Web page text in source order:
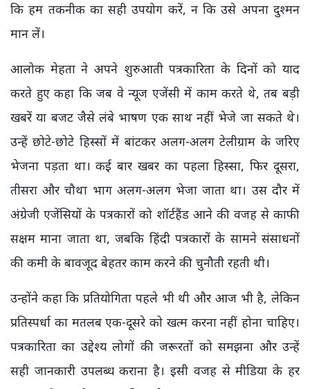
कि हम तकनीक का सही उपयोग करें, न कि उसे अपना दुश्मन
मान लें।
आलोक मेहता ने अपने शुरुआती पत्रकारिता के दिनों को याद
करते हुए कहा कि जब वे न्यूज एजेंसी में काम करते थे, तब बड़ी
खबरें या बजट जैसे लंबे भाषण एक साथ नहीं भेजे जा सकते थे।
उन्हें छोटे-छोटे हिस्सों में बांटकर अलग-अलग टेलीग्राम के जरिए
भेजना पड़ता था। कई बार खबर का पहला हिस्सा, फिर दूसरा,
तीसरा और चौथा भाग अलग-अलग भेजा जाता था। उस दौर में
अंग्रेजी एजेंसियों के पत्रकारों को शॉर्टहैंड आने की वजह से काफी
सक्षम माना जाता था, जबकि हिंदी पत्रकारों के सामने संसाधनों
की कमी के बावजूद बेहतर काम करने की चुनौती रहती थी।
उन्होंने कहा कि प्रतियोगिता पहले भी थी और आज भी है, लेकिन
प्रतिस्पर्धा का मतलब एक-दूसरे को खत्म करना नहीं होना चाहिए।
पत्रकारिता का उद्देश्य लोगों की जरूरतों को समझना और उन्हें
सही जानकारी उपलब्ध कराना है। इसी वजह से मीडिया के हर